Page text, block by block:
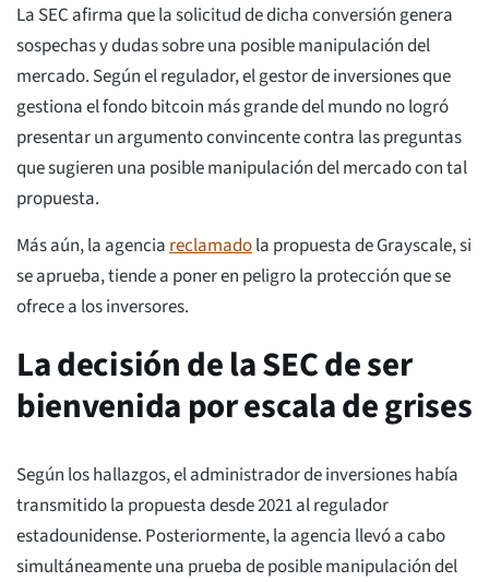
La SEC afirma que la solicitud de dicha conversión genera
sospechas y dudas sobre una posible manipulación del
mercado. Según el regulador, el gestor de inversiones que
gestiona el fondo bitcoin más grande del mundo no logró
presentar un argumento convincente contra las preguntas
que sugieren una posible manipulación del mercado con tal
propuesta.
Más aún, la agencia reclamadola propuesta de Grayscale, si
se aprueba, tiende a poner en peligro la protección que se
ofrece a los inversores.
La decisión de la SEC de ser
bienvenida por escala de grises
Según los hallazgos, el administrador de inversiones había
transmitido la propuesta desde 2021 al regulador
estadounidense. Posteriormente, la agencia llevó a cabo
simultáneamente una prueba de posible manipulación del